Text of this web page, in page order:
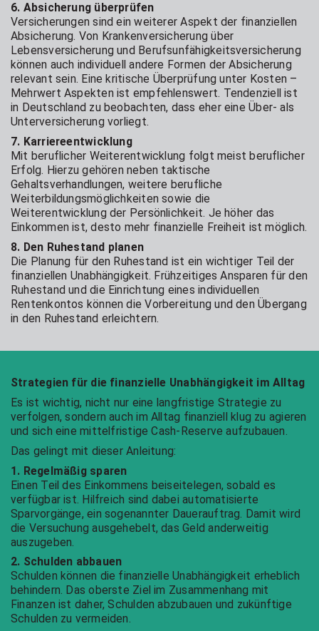
6. Absicherung überprüfen
Versicherungen sind ein weiterer Aspekt der finanziellen
Absicherung. Von Krankenversicherung über
Lebensversicherung und Berufsunfähigkeitsversicherung
können auch individuell andere Formen der Absicherung
relevant sein. Eine kritische Überprüfung unter Kosten –
Mehrwert Aspekten ist empfehlenswert. Tendenziell ist
in Deutschland zu beobachten, dass eher eine Über- als
Unterversicherung vorliegt.
7. Karriereentwicklung
Mit beruflicher Weiterentwicklung folgt meist beruflicher
Erfolg. Hierzu gehören neben taktische
Gehaltsverhandlungen, weitere berufliche
Weiterbildungsmöglichkeiten sowie die
Weiterentwicklung der Persönlichkeit. Je höher das
Einkommen ist, desto mehr finanzielle Freiheit ist möglich.
8. Den Ruhestand planen
Die Planung für den Ruhestand ist ein wichtiger Teil der
finanziellen Unabhängigkeit. Frühzeitiges Ansparen für den
Ruhestand und die Einrichtung eines individuellen
Rentenkontos können die Vorbereitung und den Übergang
in den Ruhestand erleichtern.
Strategien für die finanzielle Unabhängigkeit im Alltag
Es ist wichtig, nicht nur eine langfristige Strategie zu
verfolgen, sondern auch im Alltag finanziell klug zu agieren
und sich eine mittelfristige Cash-Reserve aufzubauen.
Das gelingt mit dieser Anleitung:
1. Regelmäßig sparen
Einen Teil des Einkommens beiseitelegen, sobald es
verfügbar ist. Hilfreich sind dabei automatisierte
Sparvorgänge, ein sogenannter Dauerauftrag. Damit wird
die Versuchung ausgehebelt, das Geld anderweitig
auszugeben.
2. Schulden abbauen
Schulden können die finanzielle Unabhängigkeit erheblich
behindern. Das oberste Ziel im Zusammenhang mit
Finanzen ist daher, Schulden abzubauen und zukünftige
Schulden zu vermeiden.